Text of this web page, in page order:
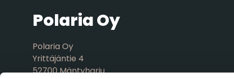
Polaria Oy
Polaria Oy
Yrittäjäntie 4
52700 Mäntyharju